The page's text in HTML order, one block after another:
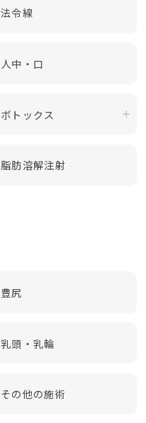
法令線
人中・口
ボトックス
脂肪溶解注射
豊尻
乳頭・乳輪
その他の施術